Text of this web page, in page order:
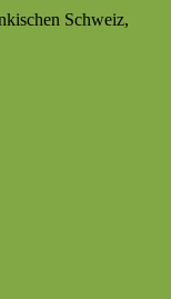
Schweiz,